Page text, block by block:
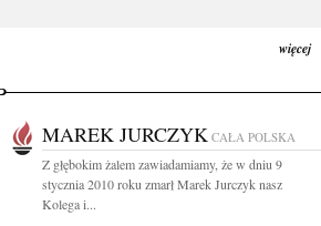
więcej
MAREK JURCZYK CAŁA POLSKA
Z głębokim żalem zawiadamiamy, że w dniu 9
stycznia 2010 roku zmarł Marek Jurczyk nasz
Kolega i...